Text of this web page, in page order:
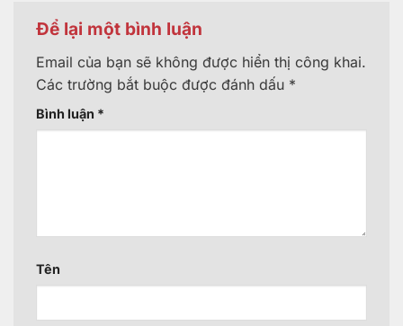
Để lại một bình luận
Email của bạn sẽ không được hiển thị công khai.
Các trường bắt buộc được đánh dấu *
Bình luận *
Tên